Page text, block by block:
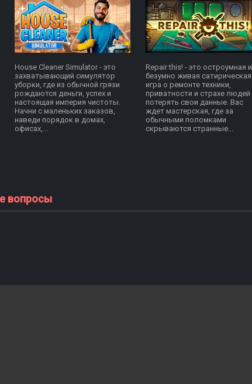
House Cleaner Simulator - это
захватывающий симулятор
уборки, где из обычной грязи
рождаются деньги, успех и
настоящая империя чистоты.
Начни с маленьких заказов,
наведи порядок в домах,
офисах,...
Repair this! - это остроумная и
безумно живая сатирическая
игра о ремонте техники,
приватности и страхе людей
потерять свои данные. Вас
ждет мастерская, где за
обычными поломками
скрываются странные...
вопросы